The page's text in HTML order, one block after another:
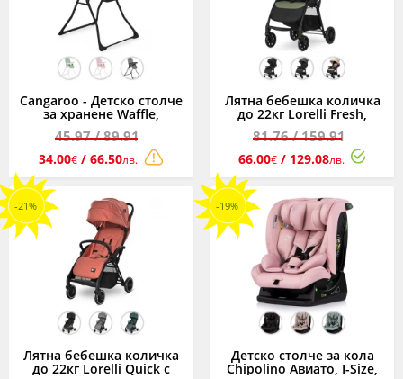
Cangaroo - Детско столче
за хранене Waffle,
асортимент
45.97/ 89.91
34.00€/ 66.50лв.
Лятна бебешка количка
до 22кг Lorelli Fresh,
асортимент
81.76/ 159.91
66.00€ / 129.08лв.
-21%
Лятна бебешка количка
до 22кг Lorelli Quick с
-19%
Детско столче за кола
Chipolino Авиато, I-Size,